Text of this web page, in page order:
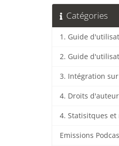
Catégories
4. Droits
Emissions